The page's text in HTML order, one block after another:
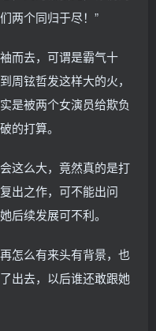
两个同归于尽！”
而去，可谓是霸气十
周铉哲发这样大的火，
是被两个女演员给欺负
的打算。
么大，竟然真的是打
出之作，可不能出问
后续发展可不利。
么有来头有背景，也
出去，以后谁还敢跟她